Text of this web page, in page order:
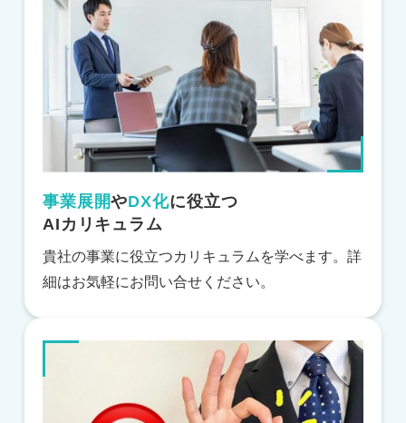
事業展開やDX化に役立つ
AIカリキュラム
貴社の事業に役立つカリキュラムを学べます。詳
細はお気軽にお問い合せください。